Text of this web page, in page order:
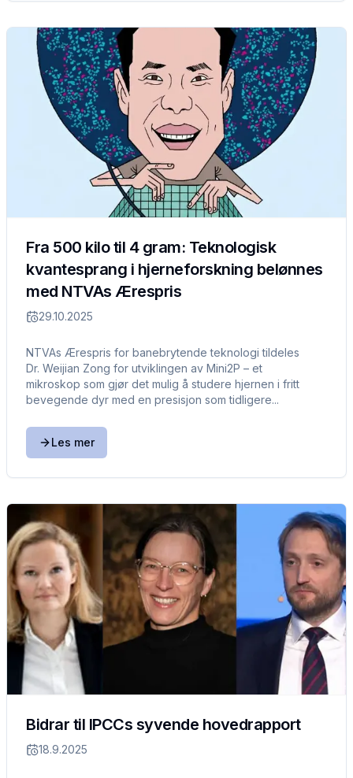
Fra 500 kilo til 4 gram: Teknologisk
kvantesprang i hjerneforskning belønnes
med NTVAs Ærespris
29.10.2025
NTVAs Ærespris for banebrytende teknologi tildeles
Dr. Weijian Zong for utviklingen av Mini2P – et
mikroskop som gjør det mulig å studere hjernen i fritt
bevegende dyr med en presisjon som tidligere...
Les mer
Bidrar til IPCCs syvende hovedrapport
18.9.2025